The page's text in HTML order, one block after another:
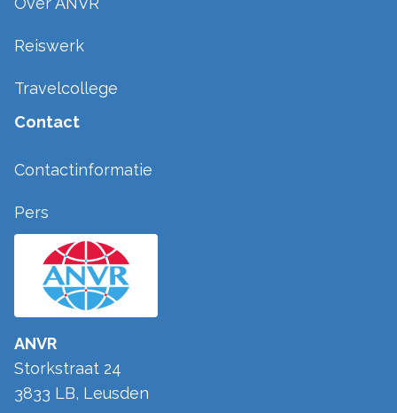
ANVR
Storkstraat 24
3833 LB, Leusden
Reiswerk
Travelcollege
Contact
Contactinformatie
Pers